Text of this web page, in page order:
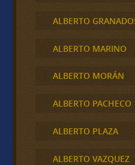
ALBERTO
ALBERTO MARINO
ALBERTO MORÁN
ALBERTO PACHECO
ALBERTO PLAZA
ALBERTO VAZQUEZ